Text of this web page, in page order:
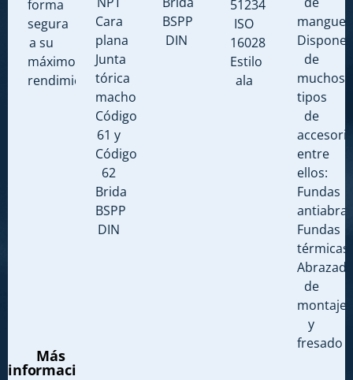
forma
segura
a su
máximo
rendimiento.
Más
información
Cara
plana
Junta
tórica
macho
Código
61 y
Código
62
Brida
BSPP
DIN
BSPP
DIN
51234
ISO
16028
Estilo
ala
de
muchos
tipos
de
entre
ellos:
Fundas
Fundas
térmicas
de
montaje
y
fresado